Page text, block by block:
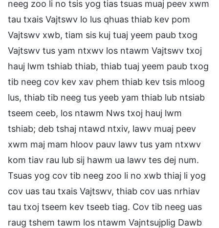
neeg zoo li no tsis yog tias tsuas muaj peev xwm
tau txais Vajtswv lo lus qhuas thiab kev pom
Vajtswv xwb, tiam sis kuj tuaj yeem paub txog
Vajtswv tus yam ntxwv los ntawm Vajtswv txoj
hauj lwm tshiab thiab, thiab tuaj yeem paub txog
tib neeg cov kev xav phem thiab kev tsis mloog
lus, thiab tib neeg tus yeeb yam thiab lub ntsiab
tseem ceeb, los ntawm Nws txoj hauj lwm
tshiab; deb tshaj ntawd ntxiv, lawv muaj peev
xwm maj mam hloov pauv lawv tus yam ntxwv
kom tiav rau lub sij hawm ua lawv tes dej num.
Tsuas yog cov tib neeg zoo li no xwb thiaj li yog
cov uas tau txais Vajtswv, thiab cov uas nrhiav
tau txoj tseem kev tseeb tiag. Cov tib neeg uas
raug tshem tawm los ntawm Vajntsujplig Dawb